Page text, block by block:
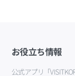
お役立ち情報
公式アプリ「